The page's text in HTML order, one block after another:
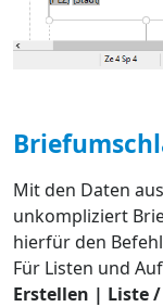
Mit den Daten
unkompliziert
hierfür den Befehl
Für Listen und
Erstellen | Liste